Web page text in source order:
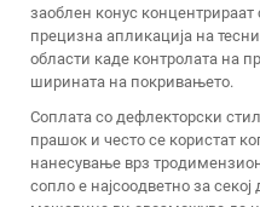
заоблен конус концентрираат
прецизна апликација на
области каде контролата на
ширината на покривањето.
Соплата со дефлекторски
прашок и често се користат
нанесување врз
сопло е најсоодветно за